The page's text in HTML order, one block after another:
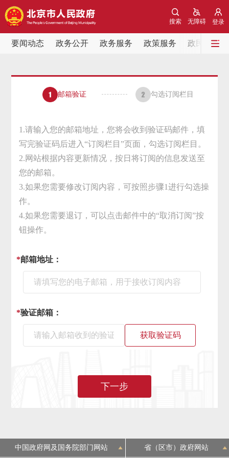
登录
无障碍
搜索
要闻动态 政务公开 政务服务 政策服务 政民互动
要闻动态
北京要闻 会议信息 部门动态
各区热点
政务公开
市领导 机构职能 政策服务
政策兑现 政策解读 回应关切
政务服务
参与调查 在线访谈 图说互动
邮箱验证 勾选订阅栏目
1.请输入您的邮箱地址，您将会收到验证码邮件，填
写完验证码后进入“订阅栏目”页面，勾选订阅栏目。
2.网站根据内容更新情况，按日将订阅的信息发送至
您的邮箱。
3.如果您需要修改订阅内容，可按照步骤1进行勾选操
作。
4.如果您需要退订，可以点击邮件中的“取消订阅”按
钮操作。
*邮箱地址：
*验证邮箱：
获取验证码
下一步
中国政府网及国务院部门网站 省（区市）政府网站